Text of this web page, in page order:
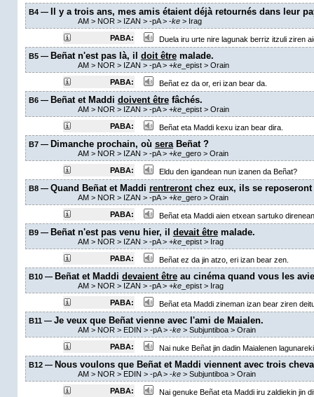
B4 —
Il y a trois ans, mes amis étaient déjà retournés dans leur
AM> NOR > IZAN > -pA> -ke> Irag
PABA:
Duela iru urte nire lagunak berriz itzuli ziren
B5 — Beñat n'est pas là, il doit êtremalade.
AM> NOR > IZAN > -pA> +ke_epist> Orain
PABA:
Beñat ez da or, eri izan bear da.
B6 — Beñat et Maddi doivent êtrefâchés.
AM> NOR > IZAN > -pA> +ke_epist> Orain
PABA:
Beñat eta Maddi kexu izan bear dira.
B7 — Dimanche prochain, où seraBeñat ?
AM> NOR > IZAN > -pA> +ke_gero> Orain
PABA:
Eldu den igandean nun izanen da Beñat?
B8 — Quand Beñat et Maddi rentrerontchez eux, ils se
AM> NOR > IZAN > -pA> +ke_gero> Orain
PABA:
Beñat eta Maddi aien etxean sartuko
B9 — Beñat n'est pas venu hier, il devait êtremalade.
AM> NOR > IZAN > -pA> +ke_epist> Irag
PABA:
Beñat ez da jin atzo, eri izan bear zen.
B10 — Beñat et Maddi devaient êtreau cinéma quand vous les
AM> NOR > IZAN > -pA> +ke_epist> Irag
PABA:
Beñat eta Maddi zineman izan bear ziren
B11 — Je veux que Beñat vienne avec l'ami de Maialen.
AM> NOR > EDIN > -pA> -ke> Subjuntiboa > Orain
PABA:
Nai nuke Beñat jin dadin Maialenen
B12 — Nous voulons que Beñat et Maddi viennent avec trois
AM> NOR > EDIN > -pA> -ke> Subjuntiboa > Orain
PABA:
Nai genuke Beñat eta Maddi iru zaldiekin jin